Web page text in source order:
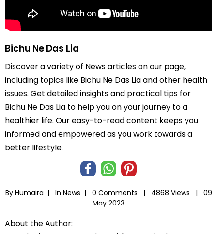
Bichu Ne Das Lia
Discover a variety of News articles on our page,
including topics like Bichu Ne Das Lia and other health
issues. Get detailed insights and practical tips for
Bichu Ne Das Lia to help you on your journey to a
healthier life. Our easy-to-read content keeps you
informed and empowered as you work towards a
better lifestyle.
By Humaira | In News | 0 Comments | 4868 Views |
09
May 2023
About the Author: